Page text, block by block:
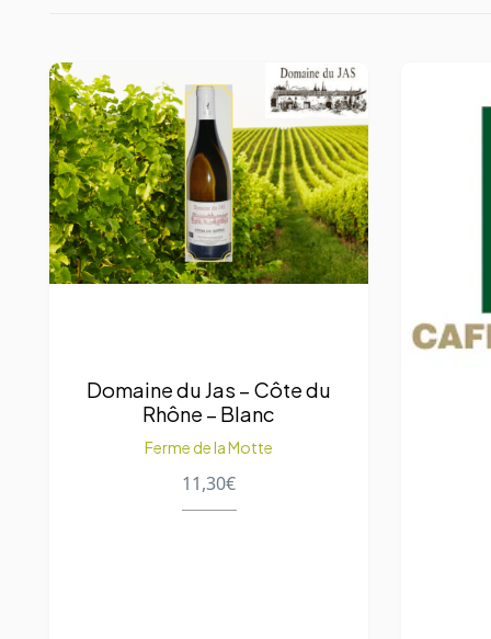
Domaine du Jas – Côte du
Rhône – Blanc
Ferme de la Motte
11,30€